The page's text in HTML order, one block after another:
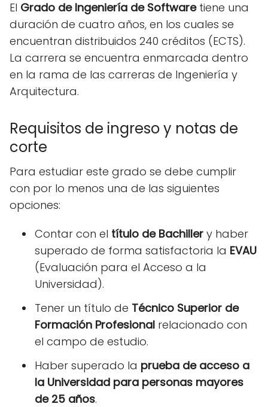
El Grado de Ingeniería de Softwaretiene una
duración de cuatro años, en los cuales se
encuentran distribuidos 240 créditos (ECTS).
La carrera se encuentra enmarcada dentro
en la rama de las carreras de Ingeniería y
Arquitectura.
Requisitos de ingreso y notas de
corte
Para estudiar este grado se debe cumplir
con por lo menos una de las siguientes
opciones:
Contar con el título de Bachiller y haber
superado de forma satisfactoria la EVAU
(Evaluación para el Acceso a la
Universidad).
Tener un título de Técnico Superior de
Formación Profesional relacionado con
el campo de estudio.
Haber superado la prueba de acceso a
la Universidad para personas mayores
de 25 años.